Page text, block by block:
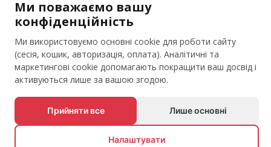
ТЕГИ
Ми поважаємо вашу
конфіденційність
Ми використовуємо основні cookie для роботи сайту
(сесія, кошик, авторизація, оплата). Аналітичні та
маркетингові cookie допомагають покращити ваш досвід і
активуються лише за вашою згодою.
Прийняти все Лише основні
Налаштувати